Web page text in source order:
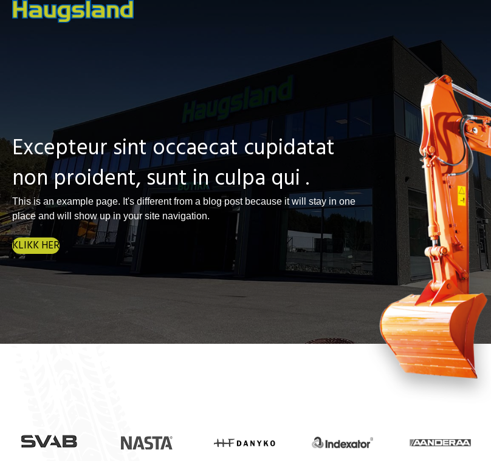
Excepteur sint occaecat cupidatat
non proident, sunt in culpa qui .
This is an example page. It's different from a blog post because it will stay in one
place and will show up in your site navigation.
KLIKK HER